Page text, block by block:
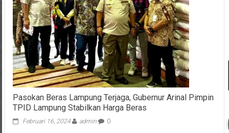
Pasokan Beras Lampung Terjaga, Gubernur Arinal Pimpin
TPID Lampung Stabilkan Harga Beras
Februari 16, 2024 admin 0